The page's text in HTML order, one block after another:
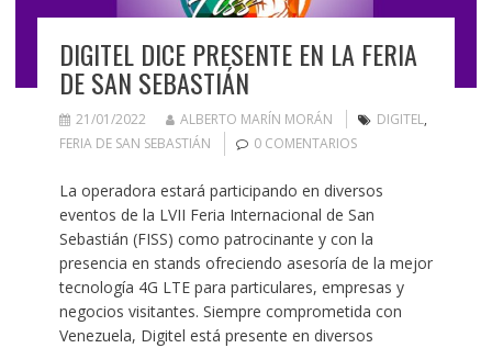
DIGITEL DICE PRESENTE EN LA FERIA
DE SAN SEBASTIÁN
21/01/2022 ALBERTO MARÍN MORÁN DIGITEL,
FERIA DE SAN SEBASTIÁN
0 COMENTARIOS
La operadora estará participando en diversos
eventos de la LVII Feria Internacional de San
Sebastián (FISS) como patrocinante y con la
presencia en stands ofreciendo asesoría de la mejor
tecnología 4G LTE para particulares, empresas y
negocios visitantes. Siempre comprometida con
Venezuela, Digitel está presente en diversos